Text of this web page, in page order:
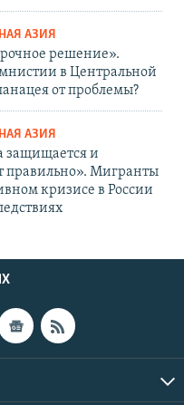
АЗИЯ
решение».
в Центральной
от проблемы?
АЗИЯ
защищается и
правильно». Мигранты
кризисе в России